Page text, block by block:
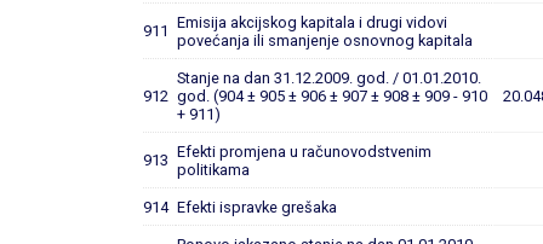
911 Emisija akcijskog kapitala i drugi vidovi
povećanja ili smanjenje osnovnog kapitala
912
Stanje na dan 31.12.2009. god. / 01.01.2010.
god. (904 ± 905 ± 906 ± 907 ± 908 ± 909 - 910
+ 911)
913 Efekti promjena u računovodstvenim
politikama
914 Efekti ispravke grešaka